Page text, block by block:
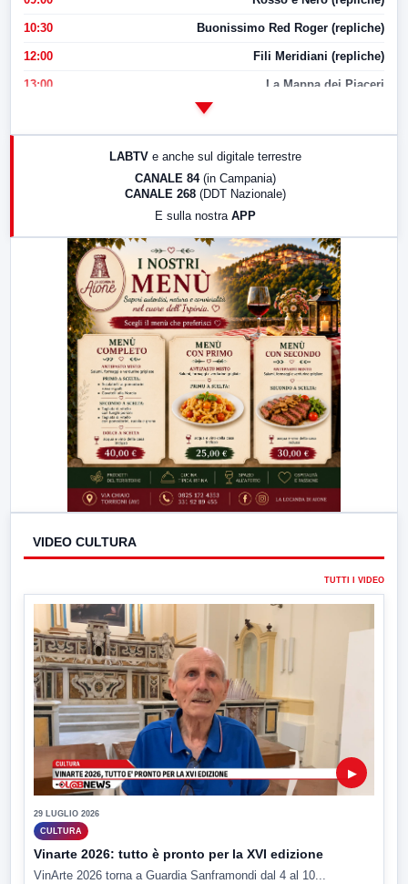
10:30 Buonissimo Red Roger (repliche)
12:00 Fili Meridiani (repliche)
13:00 La Mappa dei Piaceri
LabNews (replica)
LABTV e anche sul digitale terrestre
CANALE 84 (in Campania)
CANALE 268 (DDT Nazionale)
E sulla nostra APP
VIDEO CULTURA
TUTTI I VIDEO
▶
29 LUGLIO 2026
CULTURA
Vinarte 2026: tutto è pronto per la XVI edizione
VinArte 2026 torna a Guardia Sanframondi dal 4 al 10...